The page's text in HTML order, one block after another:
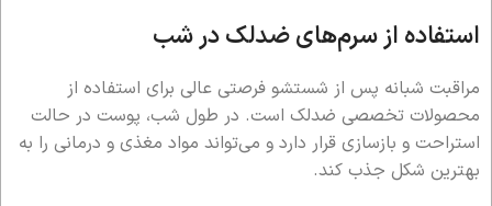
استفاده از سرم‌های ضدلک در شب
مراقبت شبانه پس از شستشو فرصتی عالی برای استفاده از
محصولات تخصصی ضدلک است. در طول شب، پوست در حالت
استراحت و بازسازی قرار دارد و می‌تواند مواد مغذی و درمانی را به
بهترین شکل جذب کند.